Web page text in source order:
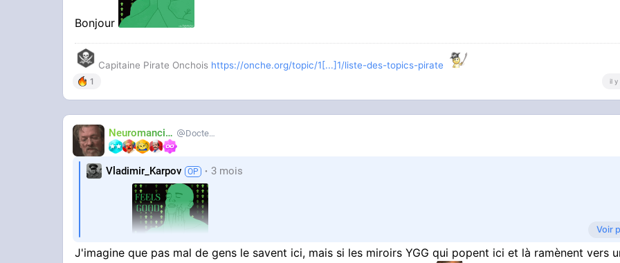
Bonjour
Capitaine Pirate Onchois https://onche.org/topic/1[...]1/liste-des-topics-pirate
1 il y
Neuromancien Docteur-Lulu
Vladimir_Karpov 3 mois
Bonjour
Voir
J'imagine que pas mal de gens le savent ici, mais si les miroirs YGG qui popent ici et là ramènent vers